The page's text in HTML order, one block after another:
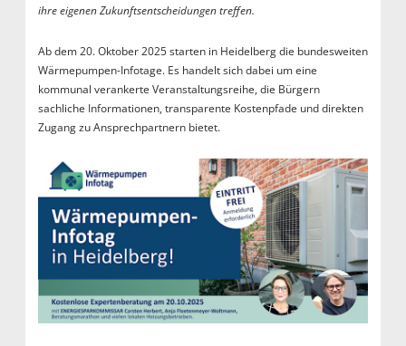
ihre eigenen Zukunftsentscheidungen treffen.
Ab dem 20. Oktober 2025 starten in Heidelberg die bundesweiten
Wärmepumpen-Infotage. Es handelt sich dabei um eine
kommunal verankerte Veranstaltungsreihe, die Bürgern
sachliche Informationen, transparente Kostenpfade und direkten
Zugang zu Ansprechpartnern bietet.